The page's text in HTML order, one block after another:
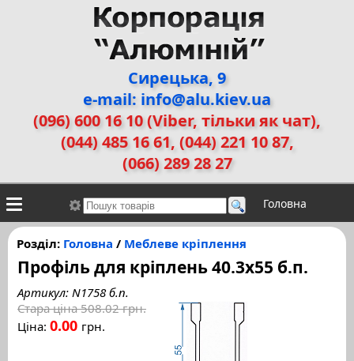
Сирецька, 9
e-mail: info@alu.kiev.ua
(096) 600 16 10 (Viber, тільки як чат),
(044) 485 16 61, (044) 221 10 87,
(066) 289 28 27
Головна
Контакти Алюмінієві сплави
ДЕМЗ Двері прихованого монтажу
Розділ: Головна / Меблеве кріплення
Профіль для кріплень 40.3x55 б.п.
Артикул: N1758 б.п.
Стара ціна508.02 грн.
Ціна: 0.00 грн.